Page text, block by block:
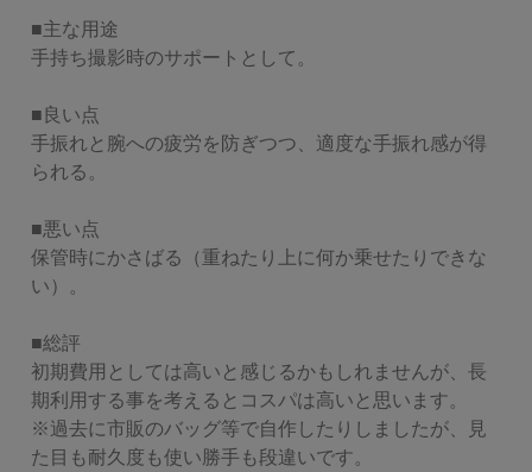
■主な用途
手持ち撮影時のサポートとして。
■良い点
手振れと腕への疲労を防ぎつつ、適度な手振れ感が得
られる。
■悪い点
保管時にかさばる（重ねたり上に何か乗せたりできな
い）。
■総評
初期費用としては高いと感じるかもしれませんが、長
期利用する事を考えるとコスパは高いと思います。
※過去に市販のバッグ等で自作したりしましたが、見
た目も耐久度も使い勝手も段違いです。